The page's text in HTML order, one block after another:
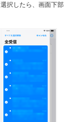
択したら、画面下部